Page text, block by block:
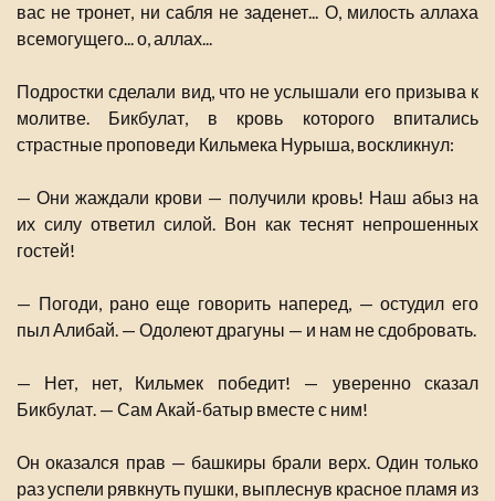
вас не тронет, ни сабля не заденет... О, милость аллаха
всемогущего... о, аллах...
Подростки сделали вид, что не услышали его призыва к
молитве. Бикбулат, в кровь которого впитались
страстные проповеди Кильмека Нурыша, воскликнул:
— Они жаждали крови — получили кровь! Наш абыз на
их силу ответил силой. Вон как теснят непрошенных
гостей!
— Погоди, рано еще говорить наперед, — остудил его
пыл Алибай. — Одолеют драгуны — и нам не сдобровать.
— Нет, нет, Кильмек победит! — уверенно сказал
Бикбулат. — Сам Акай-батыр вместе с ним!
Он оказался прав — башкиры брали верх. Один только
раз успели рявкнуть пушки, выплеснув красное пламя из